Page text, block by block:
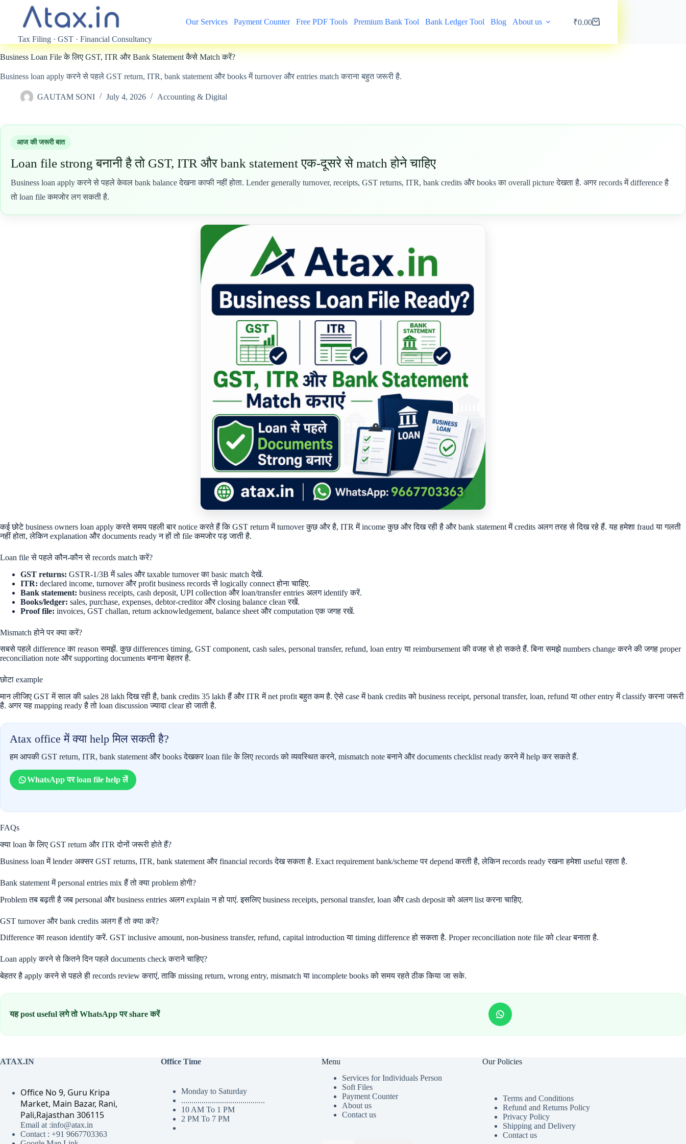
Tax Filing · GST · Financial Consultancy
Our Services Payment Counter Free PDF Tools Premium Bank Tool Bank Ledger Tool Blog About us My account
Shopping
₹0.00
Business Loan File के लिए GST, ITR और Bank Statement कैसे Match करें?
Business loan apply करने से पहले GST return, ITR, bank statement और books में turnover और entries match कराना बहुत जरूरी है.
GAUTAM SONI July 4, 2026 Accounting & Digital
आज की जरूरी बात
Loan file strong बनानी है तो GST, ITR और bank statement एक-दूसरे से match होने चाहिए
Business loan apply करने से पहले केवल bank balance देखना काफी नहीं होता. Lender generally turnover, receipts, GST returns, ITR, bank credits और books का overall picture देखता है. अगर records में difference है
तो loan file कमजोर लग सकती है.
कई छोटे business owners loan apply करते समय पहली बार notice करते हैं कि GST return में turnover कुछ और है, ITR में income कुछ और दिख रही है और bank statement में credits अलग तरह से दिख रहे हैं. यह हमेशा fraud या गलती
नहीं होता, लेकिन explanation और documents ready न हों तो file कमजोर पड़ जाती है.
Loan file से पहले कौन-कौन से records match करें?
GST returns: GSTR-1/3B में sales और taxable turnover का basic match देखें.
ITR: declared income, turnover और profit business records से logically connect होना चाहिए.
Bank statement: business receipts, cash deposit, UPI collection और loan/transfer entries अलग identify करें.
Books/ledger: sales, purchase, expenses, debtor-creditor और closing balance clean रखें.
Proof file: invoices, GST challan, return acknowledgement, balance sheet और computation एक जगह रखें.
Mismatch होने पर क्या करें?
सबसे पहले difference का reason समझें. कुछ differences timing, GST component, cash sales, personal transfer, refund, loan entry या reimbursement की वजह से हो सकते हैं. बिना समझे numbers change करने की जगह proper
reconciliation note और supporting documents बनाना बेहतर है.
छोटा example
मान लीजिए GST में साल की sales 28 lakh दिख रही है, bank credits 35 lakh हैं और ITR में net profit बहुत कम है. ऐसे case में bank credits को business receipt, personal transfer, loan, refund या other entry में classify करना जरूरी
है. अगर यह mapping ready है तो loan discussion ज्यादा clear हो जाती है.
Atax office में क्या help मिल सकती है?
हम आपकी GST return, ITR, bank statement और books देखकर loan file के लिए records को व्यवस्थित करने, mismatch note बनाने और documents checklist ready करने में help कर सकते हैं.
WhatsApp पर loan file help लें
FAQs
क्या loan के लिए GST return और ITR दोनों जरूरी होते हैं?
Business loan में lender अक्सर GST returns, ITR, bank statement और financial records देख सकता है. Exact requirement bank/scheme पर depend करती है, लेकिन records ready रखना हमेशा useful रहता है.
Bank statement में personal entries mix हैं तो क्या problem होगी?
Problem तब बढ़ती है जब personal और business entries अलग explain न हो पाएं. इसलिए business receipts, personal transfer, loan और cash deposit को अलग list करना चाहिए.
GST turnover और bank credits अलग हैं तो क्या करें?
Difference का reason identify करें. GST inclusive amount, non-business transfer, refund, capital introduction या timing difference हो सकता है. Proper reconciliation note file को clear बनाता है.
Loan apply करने से कितने दिन पहले documents check कराने चाहिए?
बेहतर है apply करने से पहले ही records review कराएं, ताकि missing return, wrong entry, mismatch या incomplete books को समय रहते ठीक किया जा सके.
यह post useful लगे तो WhatsApp पर share करें
ATAX.IN
Office No 9, Guru Kripa
Market, Main Bazar, Rani,
Pali,Rajasthan 306115
Email at :info@atax.in
Contact : +91 9667703363
Office Time
Monday to Saturday
.........................................
10 AM To 1 PM
2 PM To 7 PM
Menu
Services for Individuals Person
Soft Files
Payment Counter
About us
Contact us
Our Policies
Terms and Conditions
Refund and Returns Policy
Privacy Policy
Shipping and Delivery
Contact us